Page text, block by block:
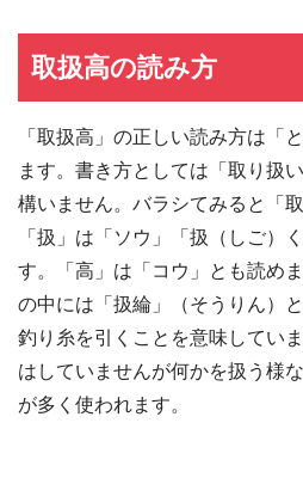
取扱高の読み方
「取扱高」の正しい読み方は「
ます。書き方としては「取り扱
構いません。バラシてみると「
「扱」は「ソウ」「扱（しご）
す。「高」は「コウ」とも読め
の中には「扱綸」（そうりん）
釣り糸を引くことを意味してい
はしていませんが何かを扱う様
が多く使われます。